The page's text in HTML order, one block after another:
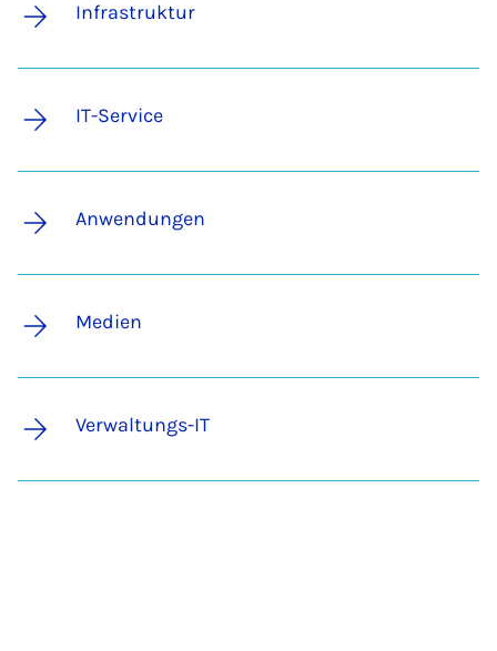
Infrastruktur
IT-Service
Anwendungen
Medien
Verwaltungs-IT